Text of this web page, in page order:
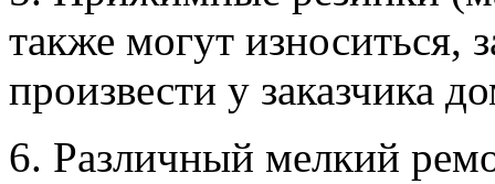
также могут износиться,
произвести у заказчика
6. Различный мелкий